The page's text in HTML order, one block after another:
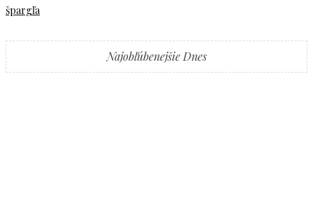
špargľa
Najobľúbenejšie Dnes